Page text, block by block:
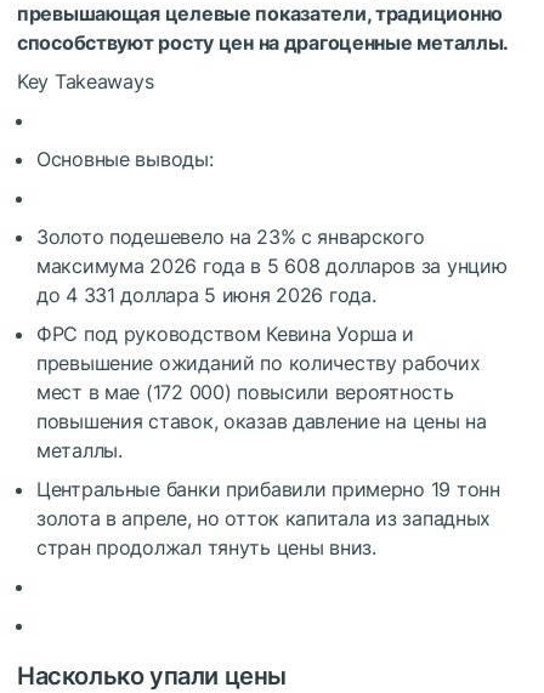
превышающая целевые показатели, традиционно
способствуют росту цен на драгоценные металлы.
Key Takeaways
Основные выводы:
Золото подешевело на 23% с январского
максимума 2026 года в 5 608 долларов за унцию
до 4 331 доллара 5 июня 2026 года.
ФРС под руководством Кевина Уорша и
превышение ожиданий по количеству рабочих
мест в мае (172 000) повысили вероятность
повышения ставок, оказав давление на цены на
металлы.
Центральные банки прибавили примерно 19 тонн
золота в апреле, но отток капитала из западных
стран продолжал тянуть цены вниз.
Насколько упали цены